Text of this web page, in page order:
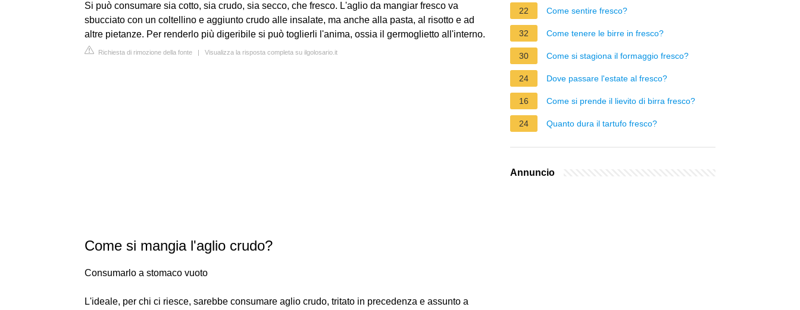
Si può consumare sia cotto, sia crudo, sia secco, che fresco. L'aglio da mangiar fresco va
sbucciato con un coltellino e aggiunto crudo alle insalate, ma anche alla pasta, al risotto e ad
altre pietanze. Per renderlo più digeribile si può toglierli l'anima, ossia il germoglietto all'interno.
Richiesta di rimozione della fonte | Visualizza la risposta completa su ilgolosario.it
Come si mangia l'aglio crudo?
Consumarlo a stomaco vuoto
L'ideale, per chi ci riesce, sarebbe consumare aglio crudo, tritato in precedenza e assunto a
22 Come sentire fresco?
32 Come tenere le birre in fresco?
30 Come si stagiona il formaggio fresco?
24 Dove passare l'estate al fresco?
16 Come si prende il lievito di birra fresco?
24 Quanto dura il tartufo fresco?
Annuncio